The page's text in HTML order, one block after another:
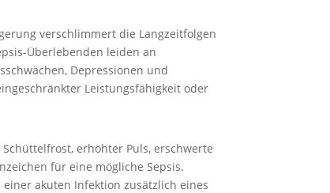
verschlimmert die Langzeitfolgen
Überlebenden leiden an
Depressionen und
Leistungsfähigkeit oder
erhöhter Puls, erschwerte
für eine mögliche Sepsis.
akuten Infektion zusätzlich eines